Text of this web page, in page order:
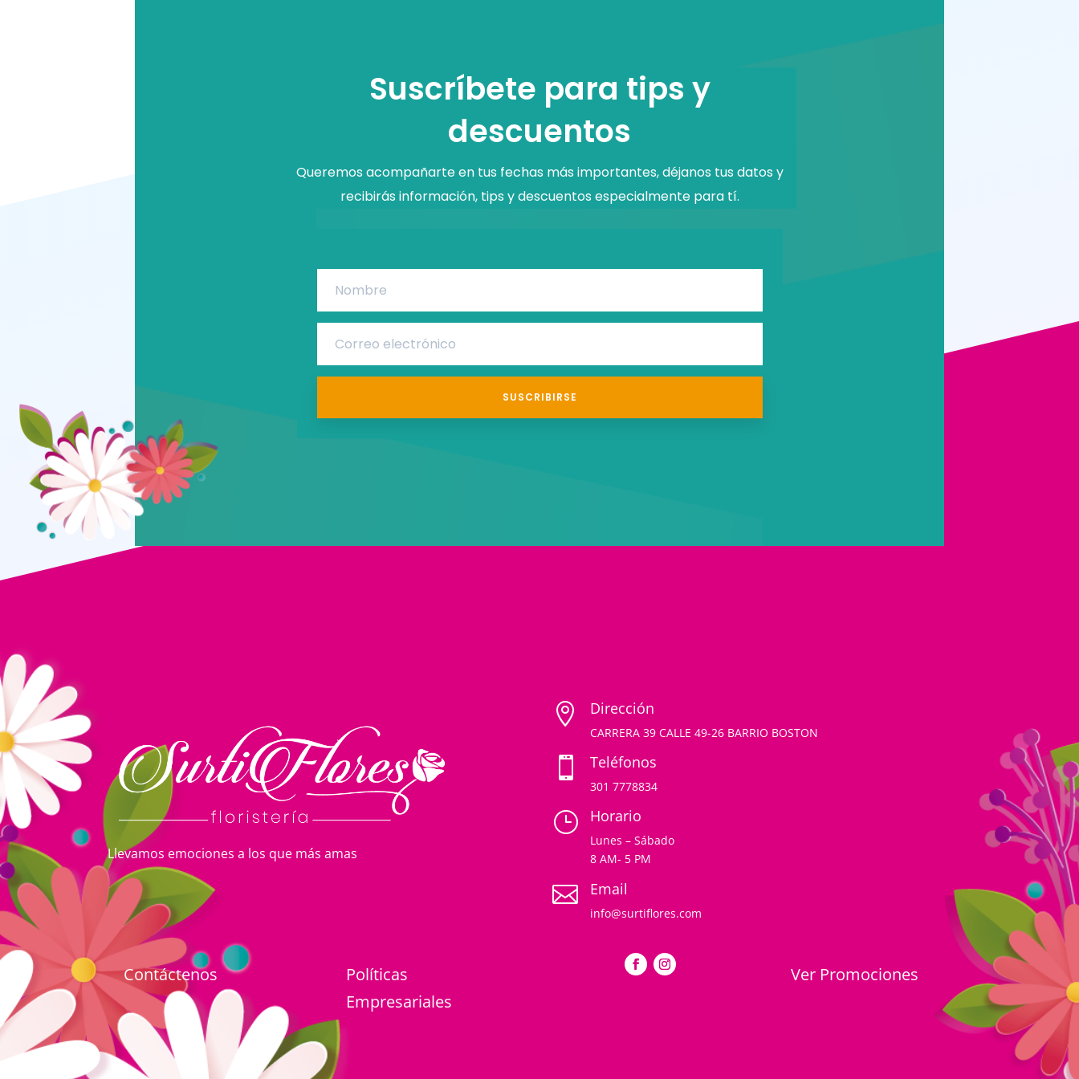
Suscríbete para tips y
descuentos
Queremos acompañarte en tus fechas más importantes, déjanos tus datos y
recibirás información, tips y descuentos especialmente para tí.
SUSCRIBIRSE
Llevamos emociones a los que más amas
 Dirección
CARRERA 39 CALLE 49-26 BARRIO BOSTON
 Teléfonos
301 7778834
} Horario
Lunes – Sábado
8 AM- 5 PM
 Email
info@surtiflores.com
Contáctenos
Políticas
Empresariales
Ver Promociones